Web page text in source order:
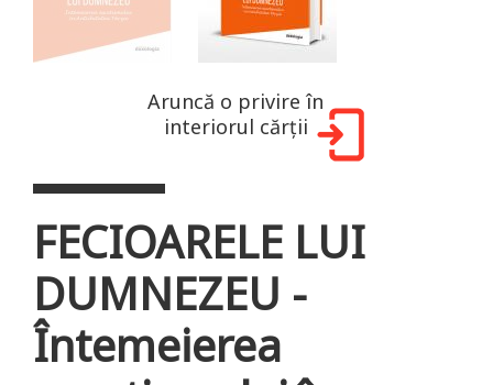
Aruncă o privire în
interiorul cărții
FECIOARELE LUI
DUMNEZEU -
Întemeierea